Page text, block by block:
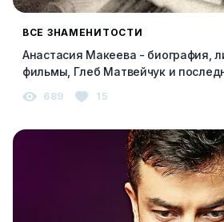
ВСЕ ЗНАМЕНИТОСТИ
Анастасия Макеева - биография,
фильмы, Глеб Матвейчук и
689 15